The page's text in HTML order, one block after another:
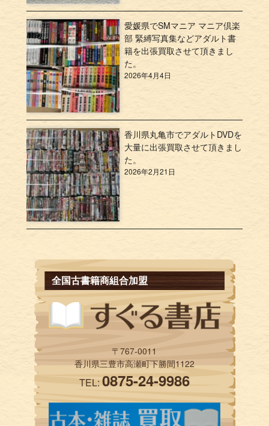
愛媛県でSMマニア マニア倶楽
部 緊縛写真集などアダルト書
籍を出張買取させて頂きまし
た。
2026年4月4日
香川県丸亀市でアダルトDVDを
大量に出張買取させて頂きまし
た。
2026年2月21日
全国古書籍商組合加盟
〒767-0011
香川県三豊市高瀬町下勝間1122
TEL:0875-24-9986